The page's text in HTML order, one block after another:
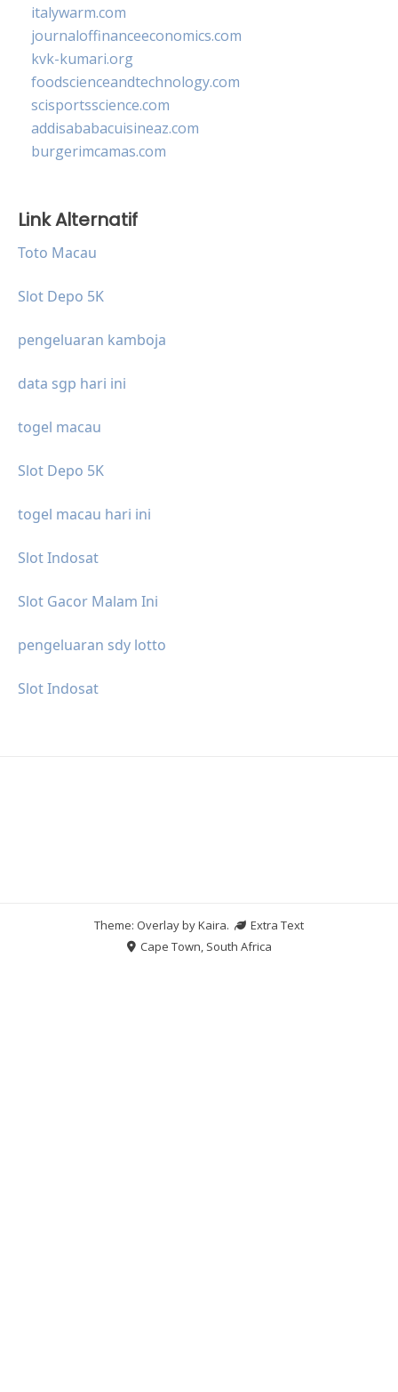
italywarm.com
journaloffinanceeconomics.com
kvk-kumari.org
foodscienceandtechnology.com
scisportsscience.com
addisababacuisineaz.com
burgerimcamas.com
Link Alternatif
Toto Macau
Slot Depo 5K
pengeluaran kamboja
data sgp hari ini
togel macau
Slot Depo 5K
togel macau hari ini
Slot Indosat
Slot Gacor Malam Ini
pengeluaran sdy lotto
Slot Indosat
Theme: Overlay byKaira.
Extra Text
Cape Town, South Africa